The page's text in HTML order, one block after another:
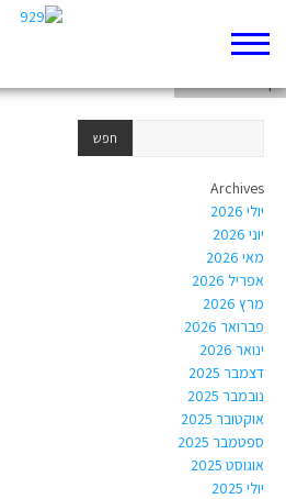
Archives
יולי 2026
יוני 2026
מאי 2026
אפריל 2026
מרץ 2026
פברואר 2026
ינואר 2026
דצמבר 2025
נובמבר 2025
אוקטובר 2025
ספטמבר 2025
אוגוסט 2025
יולי 2025